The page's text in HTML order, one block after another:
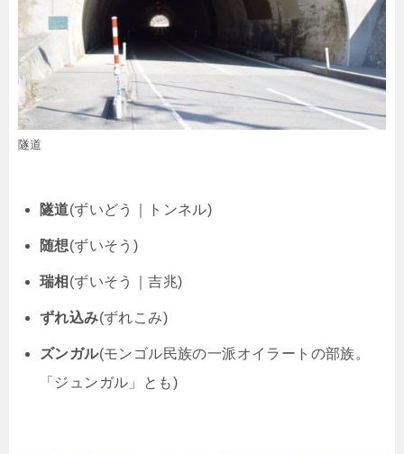
隧道
隧道(ずいどう｜トンネル)
随想(ずいそう)
瑞相 (ずいそう｜吉兆)
ずれ込み(ずれこみ)
ズンガル(モンゴル民族の一派オイラートの部族。
「ジュンガル」とも)